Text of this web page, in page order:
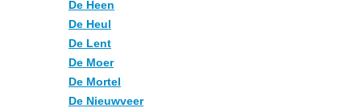
De Heen
De Heul
De Lent
De Moer
De Mortel
De Nieuwveer